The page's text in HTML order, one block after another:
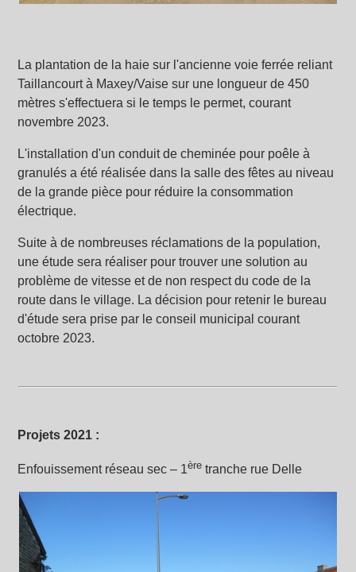
La plantation de la haie sur l'ancienne voie ferrée reliant
Taillancourt à Maxey/Vaise sur une longueur de 450
mètres s'effectuera si le temps le permet, courant
novembre 2023.
L'installation d'un conduit de cheminée pour poêle à
granulés a été réalisée dans la salle des fêtes au niveau
de la grande pièce pour réduire la consommation
électrique.
Suite à de nombreuses réclamations de la population,
une étude sera réaliser pour trouver une solution au
problème de vitesse et de non respect du code de la
route dans le village. La décision pour retenir le bureau
d'étude sera prise par le conseil municipal courant
octobre 2023.
Projets 2021 :
Enfouissement réseau sec – 1ère tranche rue Delle